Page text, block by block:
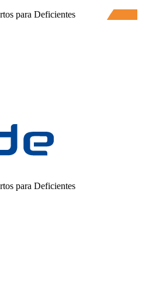
para Deficientes
para Deficientes